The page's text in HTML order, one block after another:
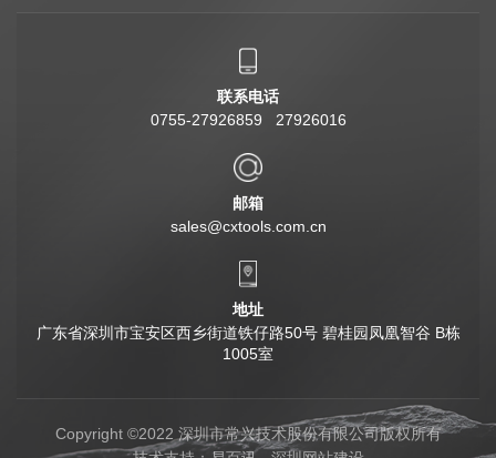
联系电话
0755-27926859 27926016
邮箱
sales@cxtools.com.cn
地址
广东省深圳市宝安区西乡街道铁仔路50号 碧桂园凤凰智谷 B栋
1005室
Copyright ©2022 深圳市常兴技术股份有限公司版权所有